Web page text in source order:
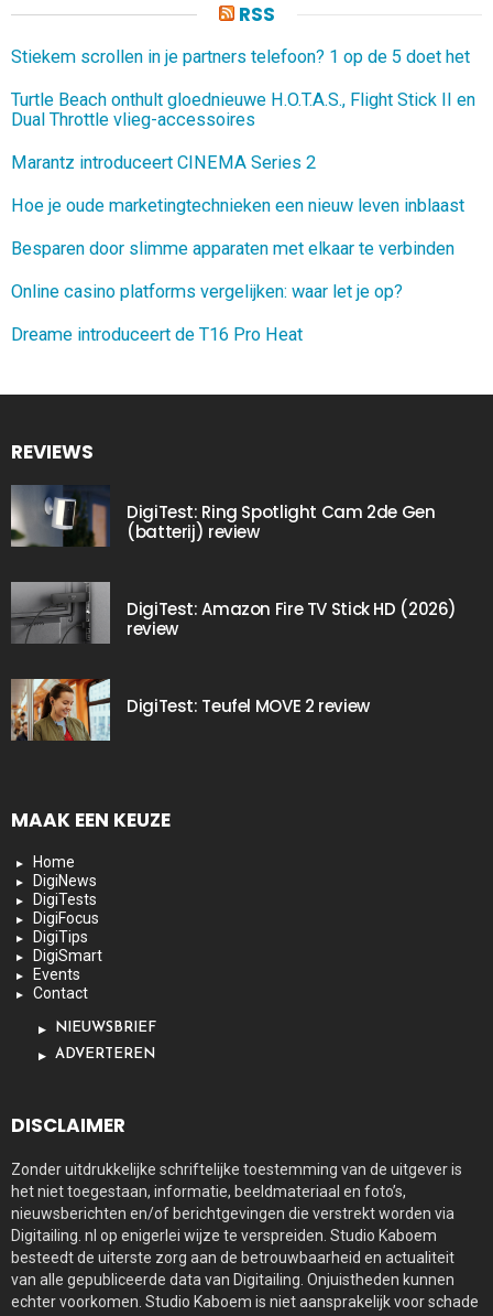
RSS
Stiekem scrollen in je partners telefoon? 1 op de 5 doet het
Turtle Beach onthult gloednieuwe H.O.T.A.S., Flight Stick II en
Dual Throttle vlieg-accessoires
Marantz introduceert CINEMA Series 2
Hoe je oude marketingtechnieken een nieuw leven inblaast
Besparen door slimme apparaten met elkaar te verbinden
Online casino platforms vergelijken: waar let je op?
Dreame introduceert de T16 Pro Heat
REVIEWS
DigiTest: Ring Spotlight Cam 2de Gen
(batterij) review
DigiTest: Amazon Fire TV Stick HD (2026)
review
DigiTest: Teufel MOVE 2 review
MAAK EEN KEUZE
Home
DigiNews
DigiTests
DigiFocus
DigiTips
DigiSmart
Events
Contact
NIEUWSBRIEF
ADVERTEREN
DISCLAIMER
Zonder uitdrukkelijke schriftelijke toestemming van de uitgever is
het niet toegestaan, informatie, beeldmateriaal en foto’s,
nieuwsberichten en/of berichtgevingen die verstrekt worden via
Digitailing. nl op enigerlei wijze te verspreiden. Studio Kaboem
besteedt de uiterste zorg aan de betrouwbaarheid en actualiteit
van alle gepubliceerde data van Digitailing. Onjuistheden kunnen
echter voorkomen. Studio Kaboem is niet aansprakelijk voor schade